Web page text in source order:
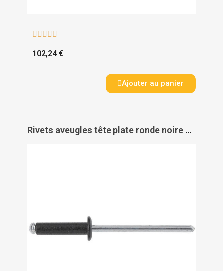
    
102,24 €
Ajouter au panier
Rivets aveugles tête plate ronde noire ALX TRS - DEGOMETAL